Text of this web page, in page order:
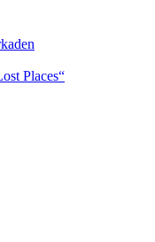
Places“